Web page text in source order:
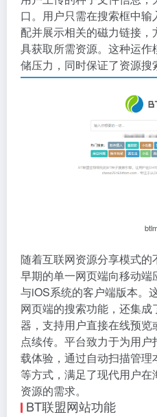
口。用户只需在搜索框中
配并展示相关的磁力链接
具获取所需资源。这种运
储压力，同时保证了资源搜
随着互联网资源分享模式
早期的单一网页端向移动
与iOS系统的客户端版本。
网页端的搜索功能，还集
器，支持用户直接在线预
点续传。平台致力于为用
载体验，通过自动扫描管
等方式，满足了现代用户
资源的需求。
BT联盟网站功能